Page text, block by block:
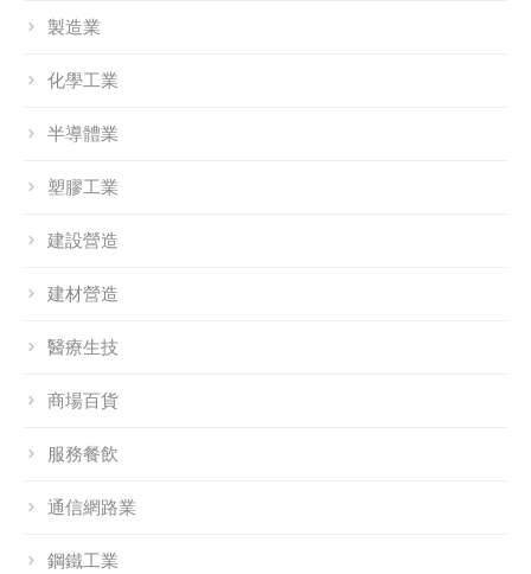
製造業
化學工業
半導體業
塑膠工業
建設營造
建材營造
醫療生技
商場百貨
服務餐飲
通信網路業
鋼鐵工業